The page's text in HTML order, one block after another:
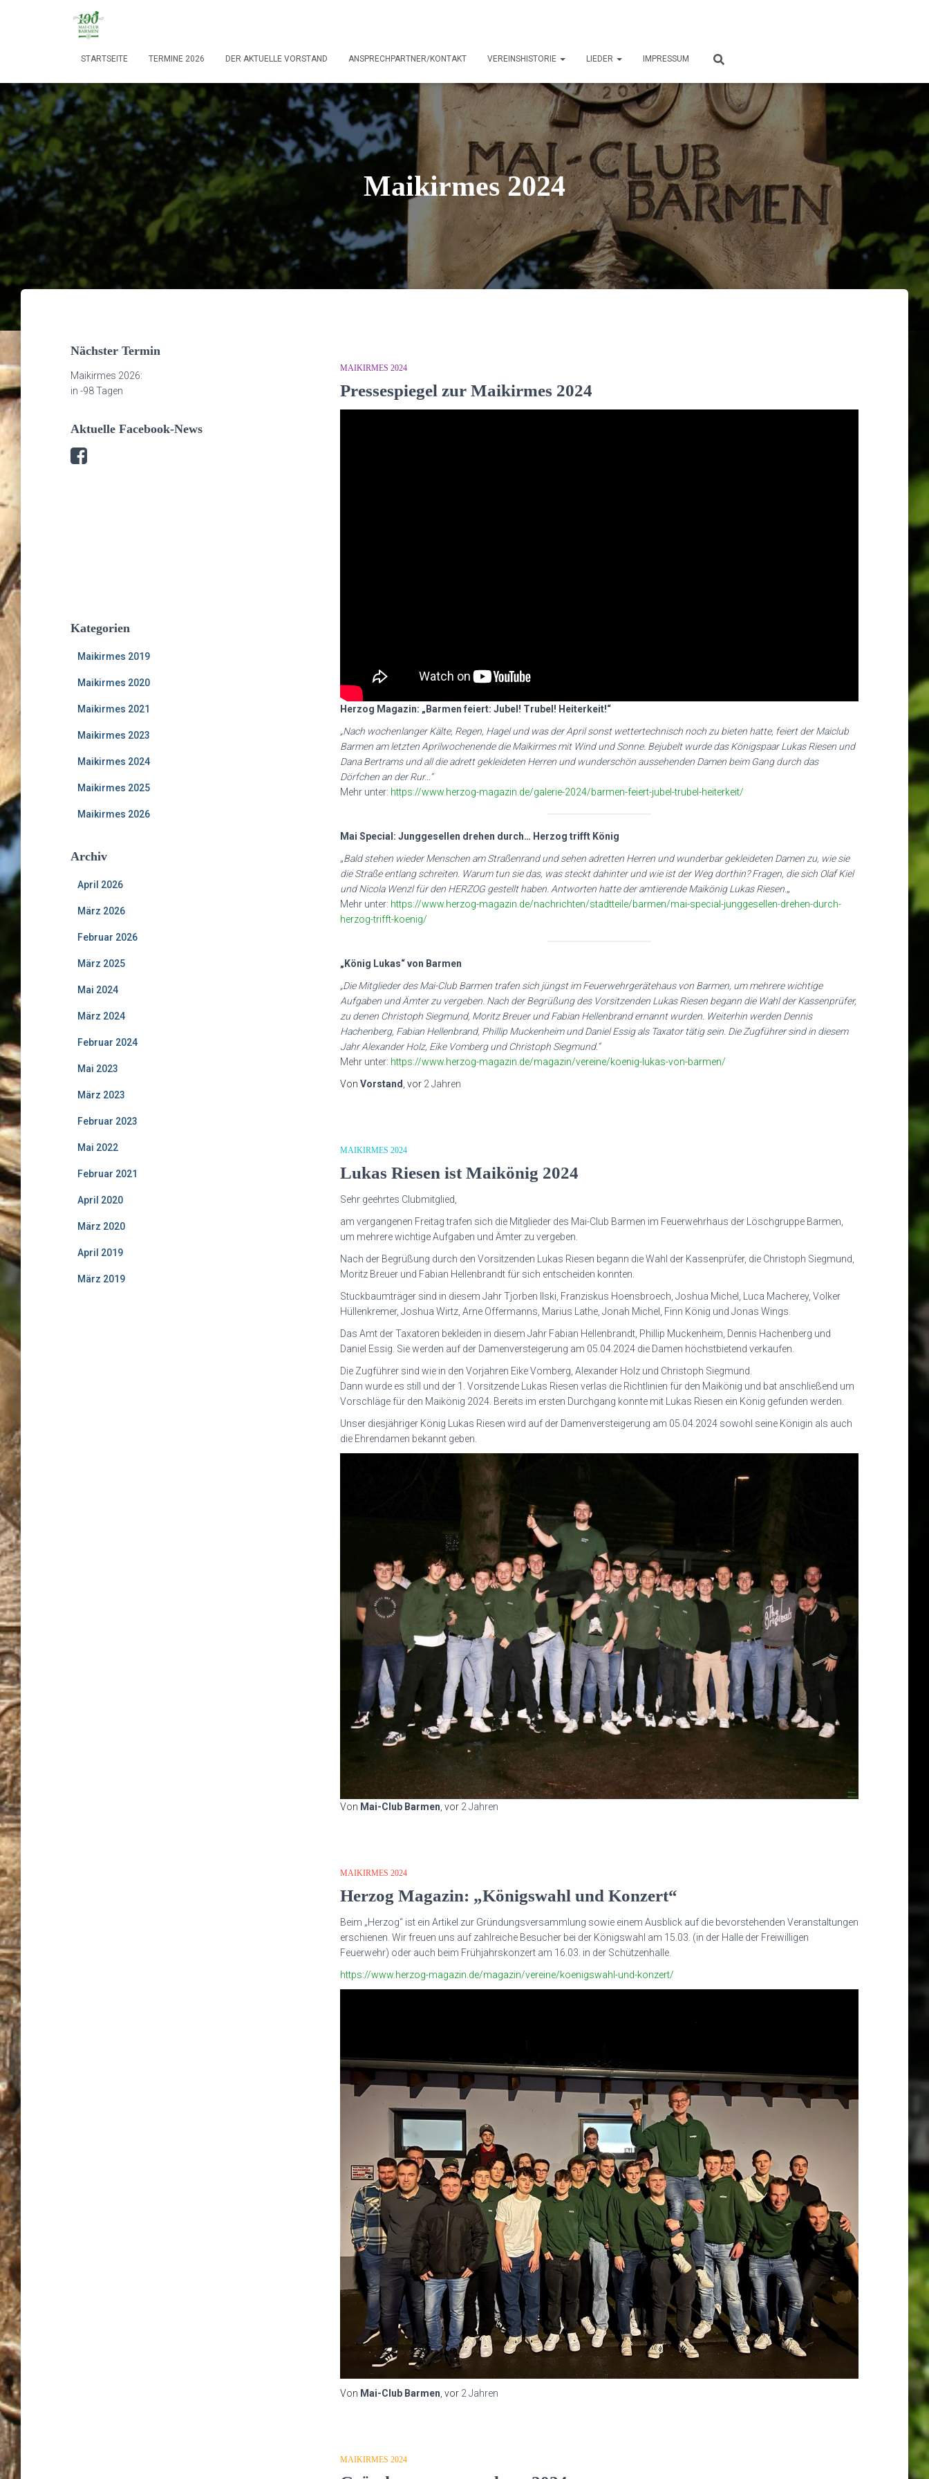
STARTSEITE TERMINE 2026 DER AKTUELLE VORSTAND ANSPRECHPARTNER/KONTAKT VEREINSHISTORIE LIEDER IMPRESSUM
Maikirmes 2024
Nächster Termin
Maikirmes 2026:
in -98 Tagen
Aktuelle Facebook-News
Kategorien
Maikirmes 2019
Maikirmes 2020
Maikirmes 2021
Maikirmes 2023
Maikirmes 2024
Maikirmes 2025
Maikirmes 2026
Archiv
April 2026
März 2026
Februar 2026
März 2025
Mai 2024
März 2024
Februar 2024
Mai 2023
März 2023
Februar 2023
Mai 2022
Februar 2021
April 2020
März 2020
April 2019
März 2019
MAIKIRMES 2024
Pressespiegel zur Maikirmes 2024
Herzog Magazin: „Barmen feiert: Jubel! Trubel! Heiterkeit!“
„Nach wochenlanger Kälte, Regen, Hagel und was der April sonst wettertechnisch noch zu bieten hatte, feiert der Maiclub
Barmen am letzten Aprilwochenende die Maikirmes mit Wind und Sonne. Bejubelt wurde das Königspaar Lukas Riesen und
Dana Bertrams und all die adrett gekleideten Herren und wunderschön aussehenden Damen beim Gang durch das
Dörfchen an der Rur…“
Mehr unter: https://www.herzog-magazin.de/galerie-2024/barmen-feiert-jubel-trubel-heiterkeit/
Mai Special: Junggesellen drehen durch… Herzog trifft König
„Bald stehen wieder Menschen am Straßenrand und sehen adretten Herren und wunderbar gekleideten Damen zu, wie sie
die Straße entlang schreiten. Warum tun sie das, was steckt dahinter und wie ist der Weg dorthin? Fragen, die sich Olaf Kiel
und Nicola Wenzl für den HERZOG gestellt haben. Antworten hatte der amtierende Maikönig Lukas Riesen. „
Mehr unter: https://www.herzog-magazin.de/nachrichten/stadtteile/barmen/mai-special-junggesellen-drehen-durch-
herzog-trifft-koenig/
„König Lukas“ von Barmen
„Die Mitglieder des Mai-Club Barmen trafen sich jüngst im Feuerwehrgerätehaus von Barmen, um mehrere wichtige
Aufgaben und Ämter zu vergeben. Nach der Begrüßung des Vorsitzenden Lukas Riesen begann die Wahl der Kassenprüfer,
zu denen Christoph Siegmund, Moritz Breuer und Fabian Hellenbrand ernannt wurden. Weiterhin werden Dennis
Hachenberg, Fabian Hellenbrand, Phillip Muckenheim und Daniel Essig als Taxator tätig sein. Die Zugführer sind in diesem
Jahr Alexander Holz, Eike Vomberg und Christoph Siegmund.“
Mehr unter: https://www.herzog-magazin.de/magazin/vereine/koenig-lukas-von-barmen/
Von Vorstand , vor 2 Jahren
MAIKIRMES 2024
Lukas Riesen ist Maikönig 2024
Sehr geehrtes Clubmitglied,
am vergangenen Freitag trafen sich die Mitglieder des Mai-Club Barmen im Feuerwehrhaus der Löschgruppe Barmen,
um mehrere wichtige Aufgaben und Ämter zu vergeben.
Nach der Begrüßung durch den Vorsitzenden Lukas Riesen begann die Wahl der Kassenprüfer, die Christoph Siegmund,
Moritz Breuer und Fabian Hellenbrandt für sich entscheiden konnten.
Stuckbaumträger sind in diesem Jahr Tjorben Ilski, Franziskus Hoensbroech, Joshua Michel, Luca Macherey, Volker
Hüllenkremer, Joshua Wirtz, Arne Offermanns, Marius Lathe, Jonah Michel, Finn König und Jonas Wings.
Das Amt der Taxatoren bekleiden in diesem Jahr Fabian Hellenbrandt, Phillip Muckenheim, Dennis Hachenberg und
Daniel Essig. Sie werden auf der Damenversteigerung am 05.04.2024 die Damen höchstbietend verkaufen.
Die Zugführer sind wie in den Vorjahren Eike Vomberg, Alexander Holz und Christoph Siegmund.
Dann wurde es still und der 1. Vorsitzende Lukas Riesen verlas die Richtlinien für den Maikönig und bat anschließend um
Vorschläge für den Maikönig 2024. Bereits im ersten Durchgang konnte mit Lukas Riesen ein König gefunden werden.
Unser diesjähriger König Lukas Riesen wird auf der Damenversteigerung am 05.04.2024 sowohl seine Königin als auch
die Ehrendamen bekannt geben.
Von Mai-Club Barmen , vor 2 Jahren
MAIKIRMES 2024
Herzog Magazin: „Königswahl und Konzert“
Beim „Herzog“ ist ein Artikel zur Gründungsversammlung sowie einem Ausblick auf die bevorstehenden Veranstaltungen
erschienen. Wir freuen uns auf zahlreiche Besucher bei der Königswahl am 15.03. (in der Halle der Freiwilligen
Feuerwehr) oder auch beim Frühjahrskonzert am 16.03. in der Schützenhalle.
https://www.herzog-magazin.de/magazin/vereine/koenigswahl-und-konzert/
Von Mai-Club Barmen , vor 2 Jahren
MAIKIRMES 2024